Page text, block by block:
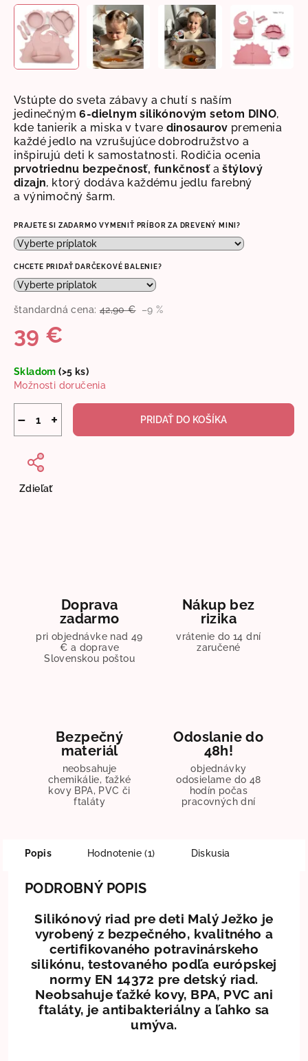
Vstúpte do sveta zábavy a chutí s naším
jedinečným6-dielnym silikónovým setom DINO,
kde tanierik a miska v tvare dinosaurov premenia
každé jedlo na vzrušujúce dobrodružstvo a
inšpirujú deti k samostatnosti. Rodičia ocenia
prvotriednu bezpečnosť, funkčnosťaštýlový
dizajn, ktorý dodáva každému jedlu farebný
a výnimočný šarm.
PRAJETE SI ZADARMO VYMENIŤ PRÍBOR ZA DREVENÝ MINI?
CHCETE PRIDAŤ DARČEKOVÉ BALENIE?
štandardná cena: 42,90 € –9 %
39 €
cena:
Skladom(>5 ks)
Možnosti doručenia
+
− PRIDAŤ DO KOŠÍKA
Zdieľať
Doprava
zadarmo
pri objednávke nad 49
€ a doprave
Slovenskou poštou
Nákup bez
rizika
vrátenie do 14 dní
zaručené
Bezpečný
materiál
neobsahuje
chemikálie, ťažké
kovy BPA, PVC či
ftaláty
Odoslanie do
48h!
objednávky
odosielame do 48
hodín počas
pracovných dní
Popis Hodnotenie (1) Diskusia
PODROBNÝ POPIS
Silikónový riad pre deti Malý Ježko je
vyrobený z bezpečného, kvalitného a
certifikovaného potravinárskeho
silikónu, testovaného podľa európskej
normy EN 14372 pre detský riad.
Neobsahuje ťažké kovy, BPA, PVC ani
ftaláty, je antibakteriálny a ľahko sa
umýva.